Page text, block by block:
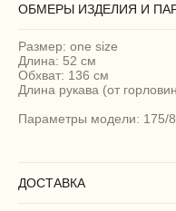
ОБМЕРЫ ИЗДЕЛИЯ И
Размер: one size
Длина: 52 см
Обхват: 136 см
Длина рукава (от
Параметры модели: 175/
ДОСТАВКА